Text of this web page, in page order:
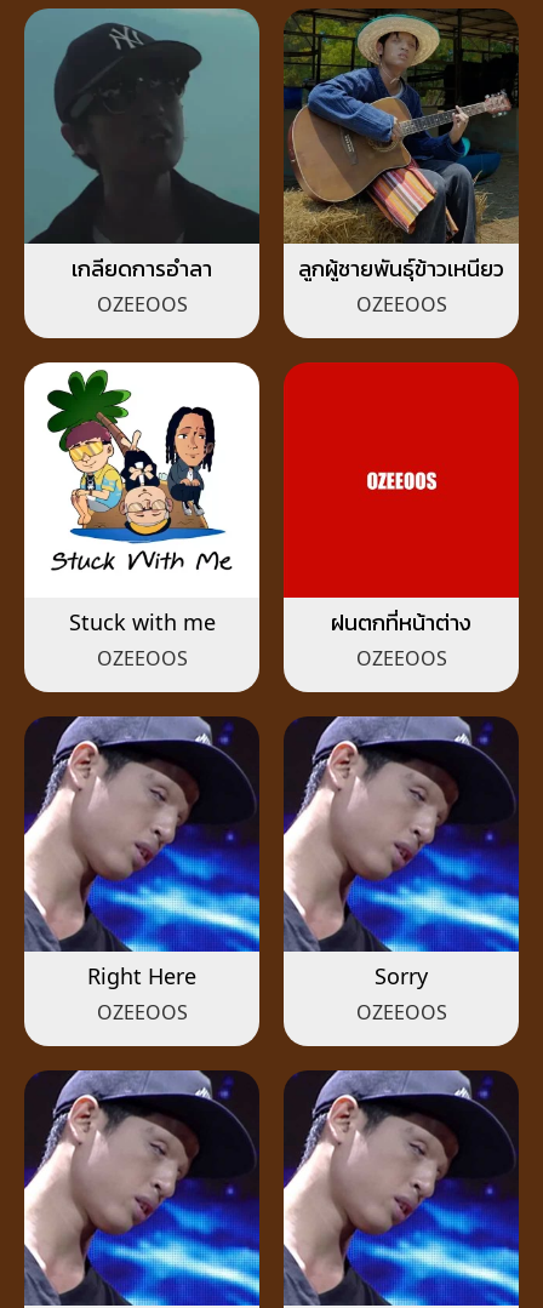
เกลียดการอำลา
OZEEOOS
ลูกผู้ชายพันธุ์ข้าวเหนียว
OZEEOOS
Stuck with me
OZEEOOS
ฝนตกที่หน้าต่าง
OZEEOOS
Right Here
OZEEOOS
Sorry
OZEEOOS